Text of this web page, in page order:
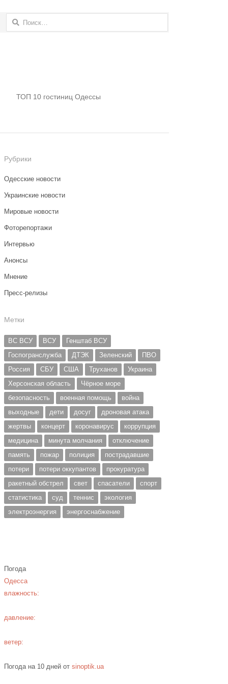
Найти:
ТОП 10 гостиниц Одессы
Рубрики
Одесские новости
Украинские новости
Мировые новости
Фоторепортажи
Интервью
Анонсы
Мнение
Пресс-релизы
Метки
ВС ВСУ ВСУ
Генштаб ВСУ
Госпогранслужба
ДТЭК Зеленский
ПВО
Россия
СБУ США Труханов
Украина
Херсонская область
Чёрное море
безопасность
военная помощь
война
выходные
дети досуг
дроновая атака
жертвы
концерт коронавирус
коррупция
медицина
минута молчания
отключение
память
пожар полиция
пострадавшие
потери
потери оккупантов
прокуратура
ракетный обстрел
свет спасатели
спорт
статистика
суд теннис
экология
электроэнергия
энергоснабжение
Погода
Одесса
влажность:
давление:
ветер:
Погода на 10 дней отsinoptik.ua